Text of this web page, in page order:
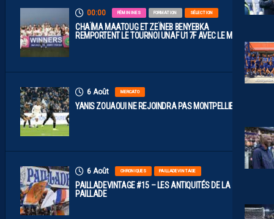
00:00 FÉMININES FORMATION SÉLECTION
CHAÏMA MAATOUG ET ZEÏNEB BENYEBKA
REMPORTENT LE TOURNOI UNAF U17F AVEC LE MAROC
6 Août MERCATO
YANIS ZOUAOUI NE REJOINDRA PAS MONTPELLIER…
6 Août CHRONIQUES PAILLADEVINTAGE
PAILLADEVINTAGE #15 – LES ANTIQUITÉS DE LA
PAILLADE